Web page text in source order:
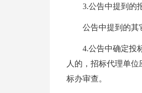
3.公告中提到的
公告中提到的其
4.公告中确定投
人的，招标代理单
标办审查。